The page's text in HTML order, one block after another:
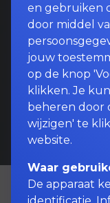
en gebruiken
door middel
jouw
op de knop
klikken. Je
beheren door
wijzigen' te
website.
Waar
De apparaat
identificatie.